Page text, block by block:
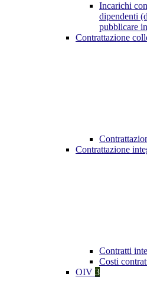
Incarichi
dipendenti
pubblicare
Contrattazione
Contrattazione
Contratti
Costi
OIV 3